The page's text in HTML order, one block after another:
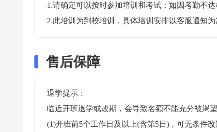
1.请确定可以按时参加培训和考试；如因考勤不
2.此培训为到校培训，具体培训安排以客服通知
售后保障
退学提示：
临近开班退学或改期，会导致名额不能充分被渴
(1)开班前5个工作日及以上(含第5日)，可无条件